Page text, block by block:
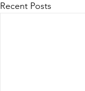
Recent Posts